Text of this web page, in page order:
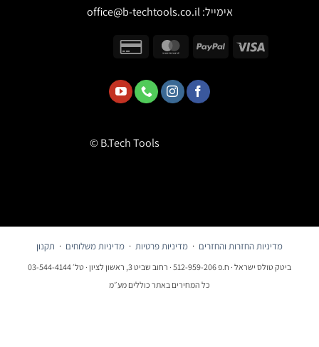
אימייל:office@b-techtools.co.il
© B.Tech Tools
מדיניות החזרות והחזרים ·מדיניות פרטיות·מדיניות משלוחים·תקנון
ביטק טולס ישראל · ח.פ 512-959-206 · רחוב שביט 3, ראשון לציון · טל׳ 03-544-4144
כל המחירים באתר כוללים מע״מ